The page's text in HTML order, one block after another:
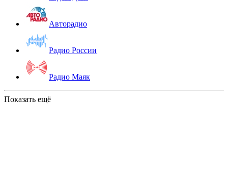
Авторадио
Радио России
Радио Маяк
Показать ещё